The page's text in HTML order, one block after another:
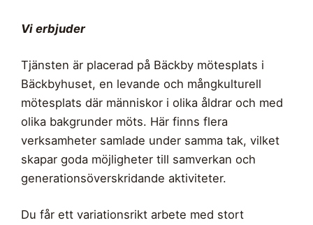
Vi erbjuder
Tjänsten är placerad på Bäckby mötesplats i
Bäckbyhuset, en levande och mångkulturell
mötesplats där människor i olika åldrar och med
olika bakgrunder möts. Här finns flera
verksamheter samlade under samma tak, vilket
skapar goda möjligheter till samverkan och
generationsöverskridande aktiviteter.
Du får ett variationsrikt arbete med stort